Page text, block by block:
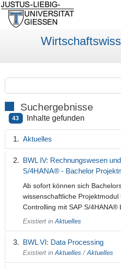
Suchergebnisse
43 Inhalte gefunden
Aktuelles
BWL IV: Rechnungswesen
S/4HANA® - Bachelor
Ab sofort können sich
wissenschaftliche
Controlling mit SAP S/4HANA®
Existiert in Aktuelles
BWL VI: Data Processing
Existiert in Aktuelles /Aktuelles